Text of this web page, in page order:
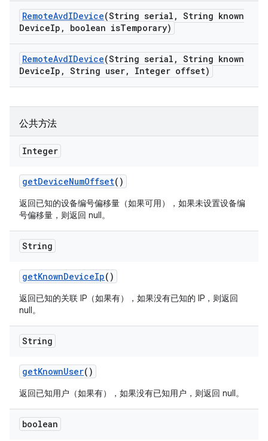
RemoteAvdIDevice(String serial , String known
DeviceIp , boolean isTemporary)
RemoteAvdIDevice(String serial , String known
DeviceIp , String user, Integer offset)
公共方法
Integer
getDeviceNumOffset()
返回已知的设备编号偏移量（如果可用），如果未设置设备编
号偏移量，则返回 null。
String
getKnownDeviceIp()
返回已知的关联 IP（如果有），如果没有已知的 IP，则返回
null。
String
getKnownUser()
返回已知用户（如果有），如果没有已知用户，则返回 null。
boolean